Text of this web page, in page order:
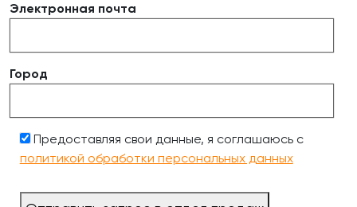
Электронная почта
Город
Предоставляя свои данные, я соглашаюсь с
политикой обработки персональных данных